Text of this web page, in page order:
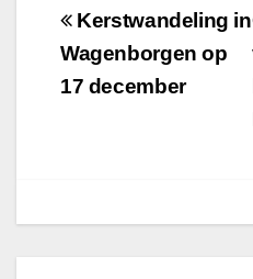
Bericht
navigatie
Kerstwandeling in
Wagenborgen op
17 december